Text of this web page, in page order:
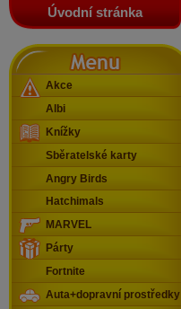
Úvodní stránka
Menu
Akce
Albi
Knížky
Sběratelské karty
Angry Birds
Hatchimals
MARVEL
Párty
Fortnite
Auta+dopravní prostředky